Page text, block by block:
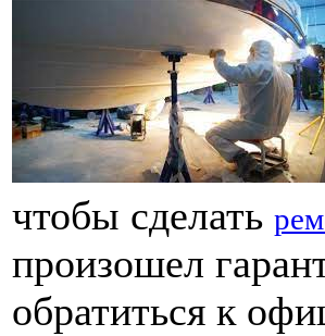
чтобы сделать
произошел
обратиться к